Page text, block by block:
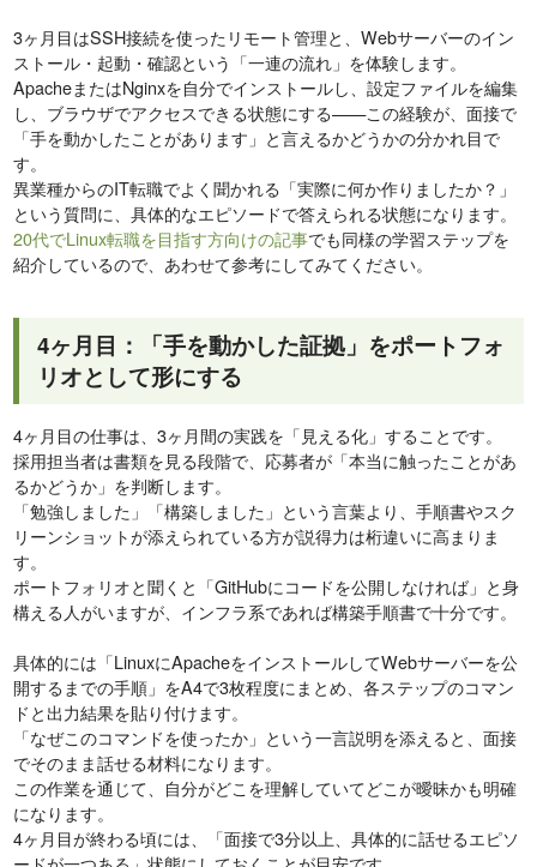
3ヶ月目はSSH接続を使ったリモート管理と、Webサーバーのイン
ストール・起動・確認という「一連の流れ」を体験します。
ApacheまたはNginxを自分でインストールし、設定ファイルを編集
し、ブラウザでアクセスできる状態にする——この経験が、面接で
「手を動かしたことがあります」と言えるかどうかの分かれ目で
す。
異業種からのIT転職でよく聞かれる「実際に何か作りましたか？」
という質問に、具体的なエピソードで答えられる状態になります。
20代でLinux転職を目指す方向けの記事でも同様の学習ステップを
紹介しているので、あわせて参考にしてみてください。
4ヶ月目：「手を動かした証拠」をポートフォ
リオとして形にする
4ヶ月目の仕事は、3ヶ月間の実践を「見える化」することです。
採用担当者は書類を見る段階で、応募者が「本当に触ったことがあ
るかどうか」を判断します。
「勉強しました」「構築しました」という言葉より、手順書やスク
リーンショットが添えられている方が説得力は桁違いに高まりま
す。
ポートフォリオと聞くと「GitHubにコードを公開しなければ」と身
構える人がいますが、インフラ系であれば構築手順書で十分です。
具体的には「LinuxにApacheをインストールしてWebサーバーを公
開するまでの手順」をA4で3枚程度にまとめ、各ステップのコマン
ドと出力結果を貼り付けます。
「なぜこのコマンドを使ったか」という一言説明を添えると、面接
でそのまま話せる材料になります。
この作業を通じて、自分がどこを理解していてどこが曖昧かも明確
になります。
4ヶ月目が終わる頃には、「面接で3分以上、具体的に話せるエピソ